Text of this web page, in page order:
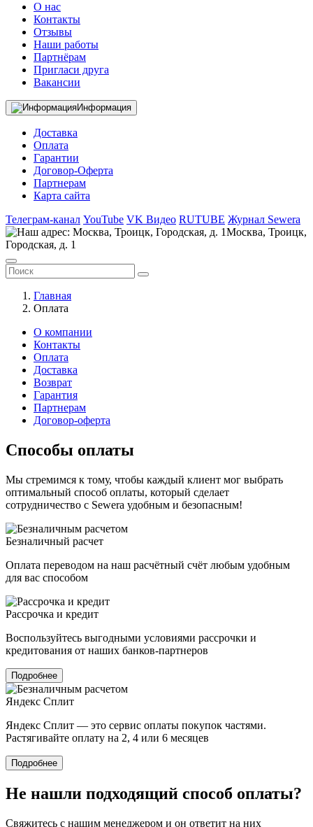
О нас
Контакты
Отзывы
Наши работы
Партнёрам
Пригласи друга
Вакансии
Информация
Доставка
Оплата
Гарантии
Договор-Оферта
Партнерам
Карта сайта
Телеграм-канал YouTube VK Видео RUTUBE Журнал Sewera
Москва, Троицк,
Городская, д. 1
Главная
Оплата
О компании
Контакты
Оплата
Доставка
Возврат
Гарантия
Партнерам
Договор-оферта
Способы оплаты
Мы стремимся к тому, чтобы каждый клиент мог выбрать
оптимальный способ оплаты, который сделает
сотрудничество с Sewera удобным и безопасным!
Безналичный расчет
Оплата переводом на наш расчётный счёт любым удобным
для вас способом
Рассрочка и кредит
Воспользуйтесь выгодными условиями рассрочки и
кредитования от наших банков-партнеров
Подробнее
Яндекс Сплит
Яндекс Cплит — это сервис оплаты покупок частями.
Растягивайте оплату на 2, 4 или 6 месяцев
Подробнее
Не нашли подходящий способ оплаты?
Свяжитесь с нашим менеджером и он ответит на них